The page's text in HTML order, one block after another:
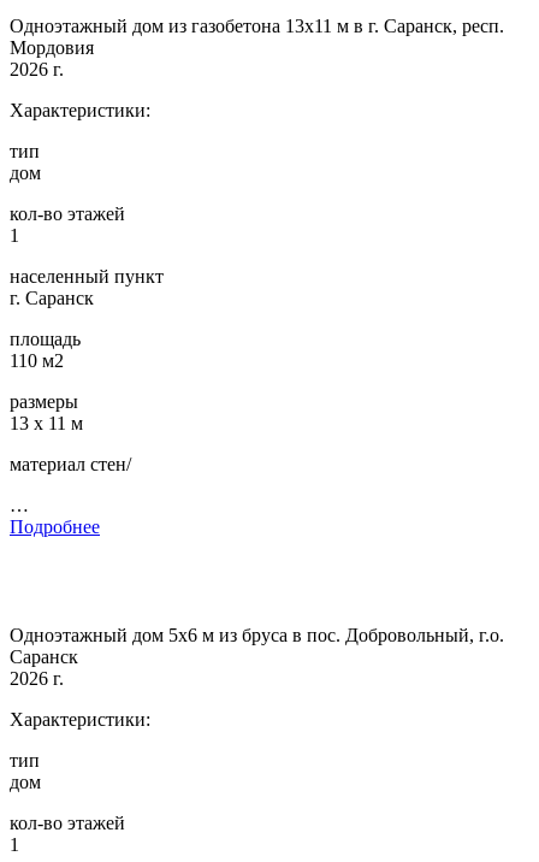
Одноэтажный дом из газобетона 13х11 м в г. Саранск, респ.
Мордовия
2026 г.
Характеристики:
тип
дом
кол-во этажей
1
населенный пункт
г. Саранск
площадь
110 м2
размеры
13 х 11 м
материал стен/
…
Подробнее
Одноэтажный дом 5х6 м из бруса в пос. Добровольный, г.о.
Саранск
2026 г.
Характеристики:
тип
дом
кол-во этажей
1